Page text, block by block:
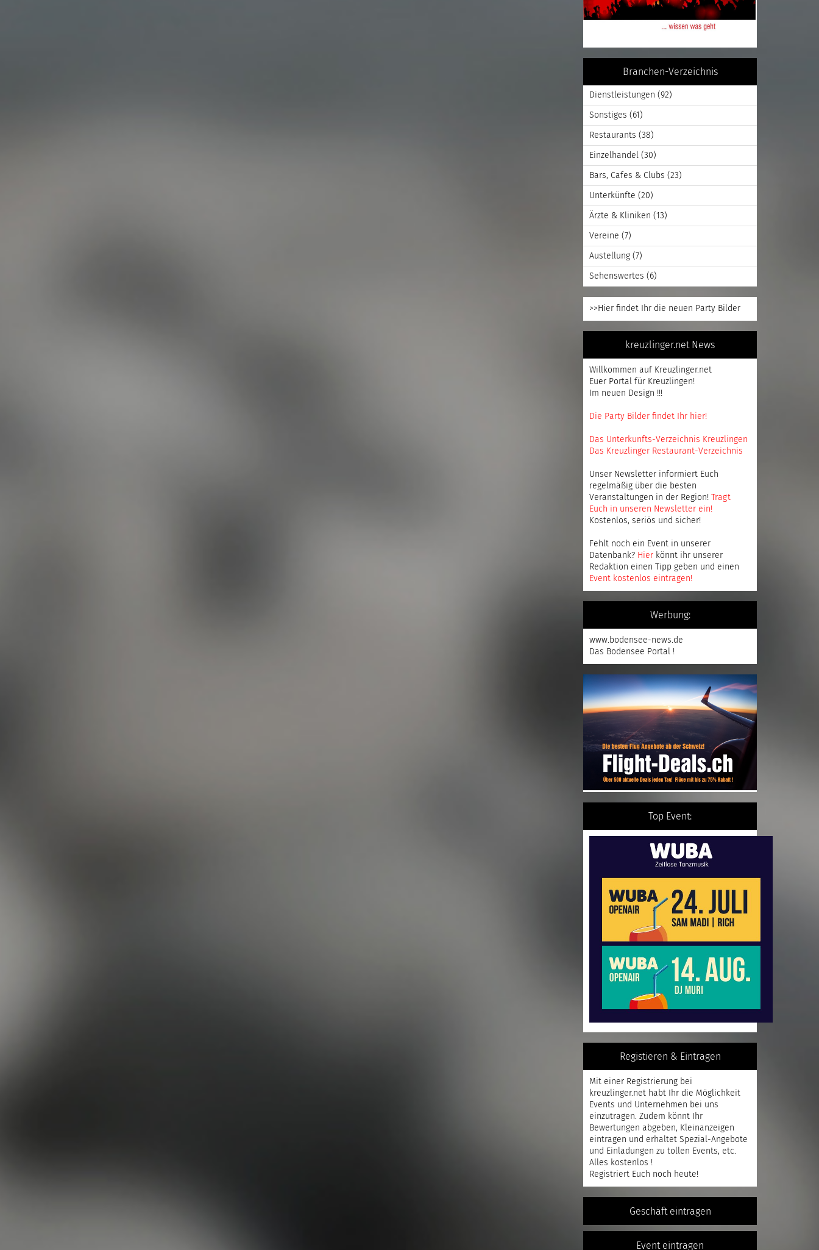
Branchen-Verzeichnis
Dienstleistungen (92)
Sonstiges (61)
Restaurants (38)
Einzelhandel (30)
Bars, Cafes & Clubs (23)
Unterkünfte (20)
Ärzte & Kliniken (13)
Vereine (7)
Austellung (7)
Sehenswertes (6)
>>Hier findet Ihr die neuen Party Bilder
kreuzlinger.net News
Willkommen auf Kreuzlinger.net
Euer Portal für Kreuzlingen!
Im neuen Design !!!
Die Party Bilder findet Ihr hier!
Das Unterkunfts-Verzeichnis Kreuzlingen
Das Kreuzlinger Restaurant-Verzeichnis
Unser Newsletter informiert Euch
regelmäßig über die besten
Veranstaltungen in der Region! Tragt
Euch in unseren Newsletter ein!
Kostenlos, seriös und sicher!
Fehlt noch ein Event in unserer
Datenbank? Hier könnt ihr unserer
Redaktion einen Tipp geben und einen
Event kostenlos eintragen!
Werbung:
www.bodensee-news.de
Das Bodensee Portal !
Top Event:
Registieren & Eintragen
Mit einer Registrierung bei
kreuzlinger.net habt Ihr die Möglichkeit
Events und Unternehmen bei uns
einzutragen. Zudem könnt Ihr
Bewertungen abgeben, Kleinanzeigen
eintragen und erhaltet Spezial-Angebote
und Einladungen zu tollen Events, etc.
Alles kostenlos !
Registriert Euch noch heute!
Geschäft eintragen
Event eintragen